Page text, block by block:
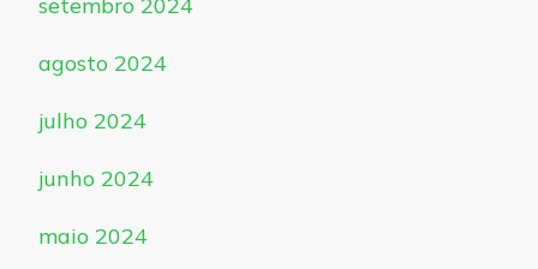
setembro 2024
agosto 2024
julho 2024
junho 2024
maio 2024